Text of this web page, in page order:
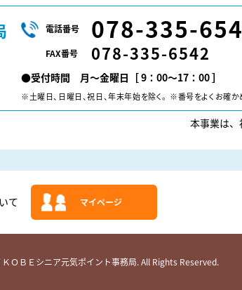
電話番号 078-335-
FAX番号 078-335-6542
●受付時間 月～金曜日［ 9：00～17：00 ］
※土曜日、日曜日、祝日、年末年始を除く。 ※番号をよくお確か
本事業は
て マイページ
ＯＢＥシニア元気ポイント事務局.All Rights Reserved.